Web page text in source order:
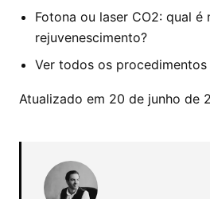
Fotona ou laser CO2: qual é
rejuvenescimento?
Ver todos os procedimentos
Atualizado em 20 de junho de